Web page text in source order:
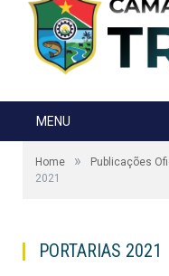
MENU
Home » Publicações
2021
PORTARIAS 2021